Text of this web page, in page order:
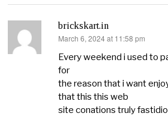
brickskart.in
says:
March 6, 2024 at 11:58 pm
Every weekend i used to
for
the reason that i want
that this this web
site conations truly